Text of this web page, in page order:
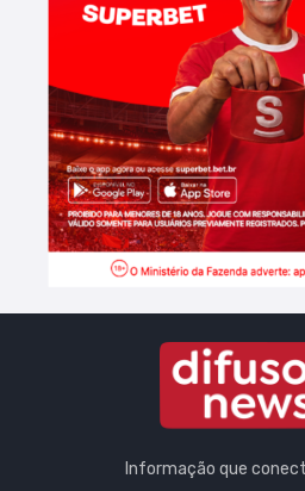
Informação que